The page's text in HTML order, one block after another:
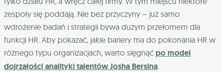
zespoły się poddają. Nie bez przyczyny – już samo
wdrożenie badań i strategii bywa dużym przełomem dla
funkcji HR. Aby pokazać, jakie bariery ma do pokonania HR w
różnego typu organizacjach, warto sięgnąć po model
dojrzałości analityki talentów Josha Bersina